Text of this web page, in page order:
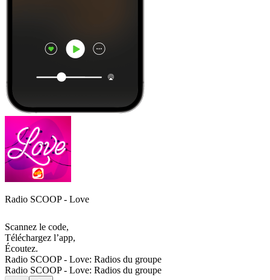
Radio SCOOP - Love
Scannez le code,
Téléchargez l’app,
Écoutez.
Radio SCOOP - Love: Radios du groupe
Radio SCOOP - Love: Radios du groupe